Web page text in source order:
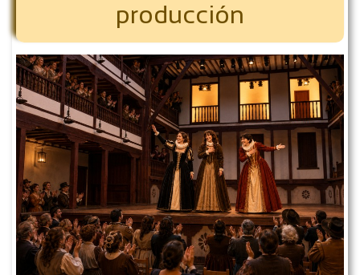
producción